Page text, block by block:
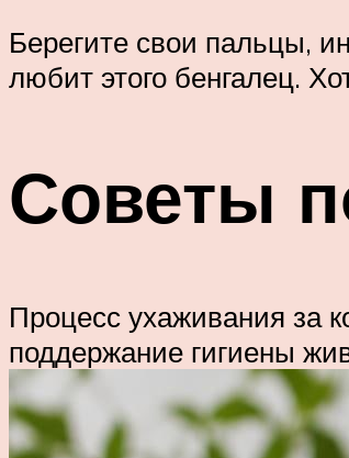
Берегите свои пальцы,
любит этого бенгалец.
Советы
Процесс ухаживания за
поддержание гигиены